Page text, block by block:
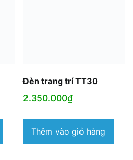
Đèn trang trí TT30
2.350.000₫
Thêm vào giỏ hàng